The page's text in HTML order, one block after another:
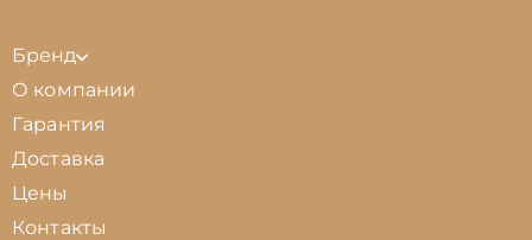
Бренд
О компании
Гарантия
Доставка
Цены
Контакты